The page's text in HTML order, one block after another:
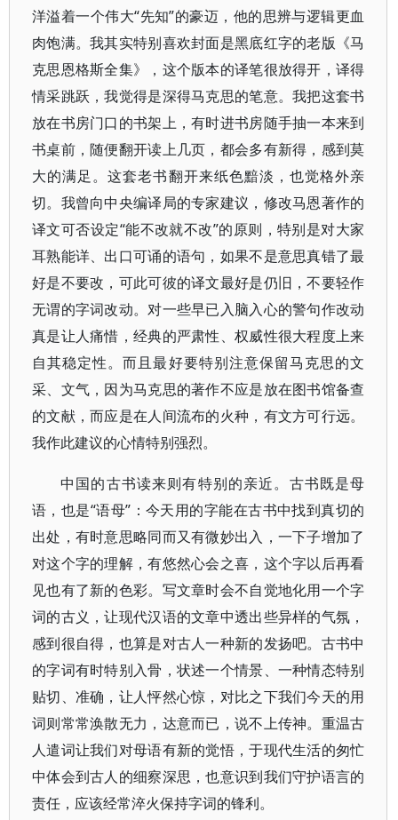
洋溢着一个伟大“先知”的豪迈，他的思辨与逻辑更血
肉饱满。我其实特别喜欢封面是黑底红字的老版《马
克思恩格斯全集》，这个版本的译笔很放得开，译得
情采跳跃，我觉得是深得马克思的笔意。我把这套书
放在书房门口的书架上，有时进书房随手抽一本来到
书桌前，随便翻开读上几页，都会多有新得，感到莫
大的满足。这套老书翻开来纸色黯淡，也觉格外亲
切。我曾向中央编译局的专家建议，修改马恩著作的
译文可否设定“能不改就不改”的原则，特别是对大家
耳熟能详、出口可诵的语句，如果不是意思真错了最
好是不要改，可此可彼的译文最好是仍旧，不要轻作
无谓的字词改动。对一些早已入脑入心的警句作改动
真是让人痛惜，经典的严肃性、权威性很大程度上来
自其稳定性。而且最好要特别注意保留马克思的文
采、文气，因为马克思的著作不应是放在图书馆备查
的文献，而应是在人间流布的火种，有文方可行远。
我作此建议的心情特别强烈。
中国的古书读来则有特别的亲近。古书既是母
语，也是“语母”：今天用的字能在古书中找到真切的
出处，有时意思略同而又有微妙出入，一下子增加了
对这个字的理解，有悠然心会之喜，这个字以后再看
见也有了新的色彩。写文章时会不自觉地化用一个字
词的古义，让现代汉语的文章中透出些异样的气氛，
感到很自得，也算是对古人一种新的发扬吧。古书中
的字词有时特别入骨，状述一个情景、一种情态特别
贴切、准确，让人怦然心惊，对比之下我们今天的用
词则常常涣散无力，达意而已，说不上传神。重温古
人遣词让我们对母语有新的觉悟，于现代生活的匆忙
中体会到古人的细察深思，也意识到我们守护语言的
责任，应该经常淬火保持字词的锋利。